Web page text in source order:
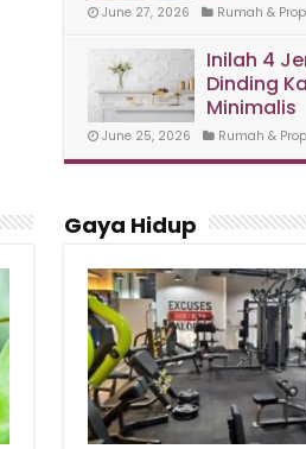
June 27, 2026 Rumah &
Inilah 4
Dinding
Minimalis
June 25, 2026 Rumah &
Gaya Hidup